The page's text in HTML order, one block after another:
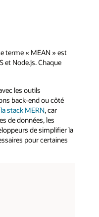
terme « MEAN » est
et Node.js. Chaque
les outils
back-end ou côté
la stack MERN, car
de données, les
de simplifier la
pour certaines